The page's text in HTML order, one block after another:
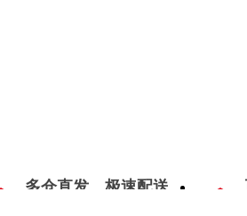
多仓直发，极速配送